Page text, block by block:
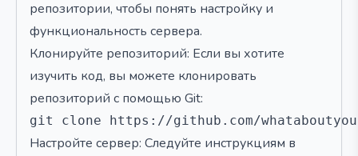
репозитории, чтобы понять настройку и
функциональность сервера.
Клонируйте репозиторий: Если вы хотите
изучить код, вы можете клонировать
репозиторий с помощью Git:
Настройте сервер: Следуйте инструкциям в